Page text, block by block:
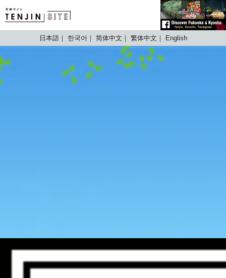
TENJIN SITE
日本語 한국어 简体中文 繁体中文 English